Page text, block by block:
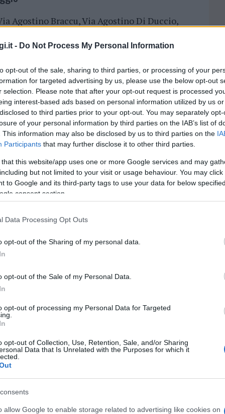
- Do Not Process My Personal Information
opt-out of the sale, sharing to third parties, or processing of your
for targeted advertising by us, please use the below opt-out
selection. Please note that after your opt-out request is processed
interest-based ads based on personal information utilized by us
to third parties prior to your opt-out. You may separately
of your personal information by third parties on the IAB’s list of
This information may also be disclosed by us to third parties on the
Participants that may further disclose it to other third parties.
that this website/app uses one or more Google services and may
but not limited to your visit or usage behaviour. You may
to Google and its third-party tags to use your data for below
consent section.
Data Processing Opt Outs
opt-out of the Sharing of my personal data.
opt-out of the Sale of my Personal Data.
opt-out of processing my Personal Data for Targeted
opt-out of Collection, Use, Retention, Sale, and/or Sharing
Data that Is Unrelated with the Purposes for which it
allow Google to enable storage related to advertising like cookies on
Agostino Braccu, Via Agostino Di Duccio,
Volta, Via Alfredo Petrucci, Via Algeri,
Via Andrea Orcagna, Via Andrea Palladio,
Via Antonio Averlino Filarete, Via
Via Antonio Meucci, Via Antonio
Longhena, Via Benedetto Da Maiano,
Via Del Melograno, Via
Fermi, Via Eraclito, Via Euclide, Via
Via Federico Confalonieri, Via Fidia, Via
Via Fra Nicola Da Gesturi, Via Francesco
Galeazzo Alessi, Via Galileo Galilei, Via
Via Giaime Pintor, Via Giambattista
Via Giudice Visconti, Via Giuseppe
Guarino Guarini, Via Guido Guinizelli, Via
Quercia, Via John Fitzgerald Kennedy, Via
Via Ludovico Antonio Muratori, Via
Via Martin Luther King, Via
Caboto, Via Stromboli, Via Tienanmen,
De Gama, Via Venere, Via Vincenzo
Bottego, Via Vulcano.
– che durante la consegna, il personale
correttamente il kit all’utenza. Qualora al
nessuno nell’abitazione, gli
le modalità per ritirare il kit in un secondo